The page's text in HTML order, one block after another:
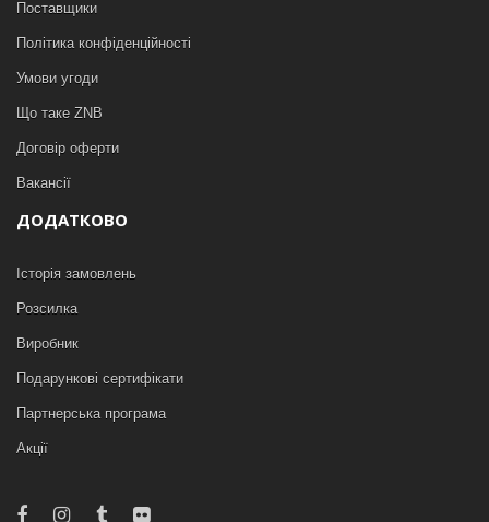
Поставщики
Політика конфіденційності
Умови угоди
Що таке ZNB
Договір оферти
Вакансії
ДОДАТКОВО
Історія замовлень
Розсилка
Виробник
Подарункові сертифікати
Партнерська програма
Акції